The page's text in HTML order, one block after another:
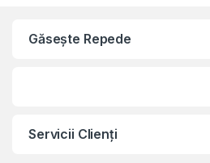
Găseşte Repede
Servicii Clienţi